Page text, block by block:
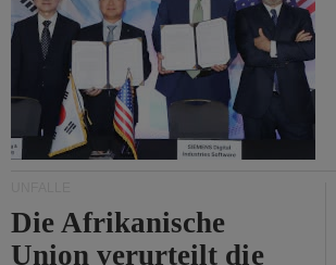
Die Afrikanische
Union verurteilt die